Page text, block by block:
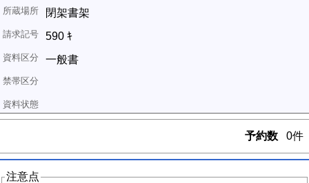
閉架書架
590 ｷ
一般書
予約数 0件
注意点